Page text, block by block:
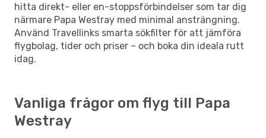
hitta direkt- eller en-stoppsförbindelser som tar dig
närmare Papa Westray med minimal ansträngning.
Använd Travellinks smarta sökfilter för att jämföra
flygbolag, tider och priser – och boka din ideala rutt
idag.
Vanliga frågor om flyg till Papa
Westray